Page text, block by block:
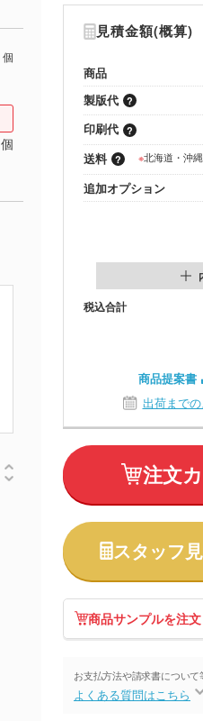
個
個
見積金額(概算)
商品
製版代
印刷代
送料
※北海道・沖
追加オプション
税込合計
商品提案書
出荷まで
注文
スタッフ
商品サンプルを注文
お支払方法や請求書について
よくある質問はこちら